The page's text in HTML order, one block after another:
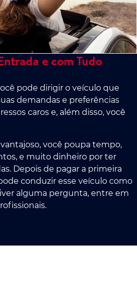
e com Tudo
pode dirigir o veículo que
demandas e preferências
caros e, além disso, você
você poupa tempo,
e muito dinheiro por ter
Depois de pagar a primeira
conduzir esse veículo como
alguma pergunta, entre em